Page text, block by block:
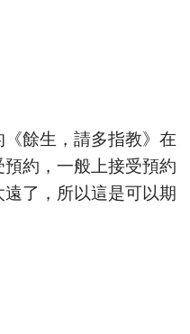
餘生，請多指教》在
約，一般上接受預約
了，所以這是可以期